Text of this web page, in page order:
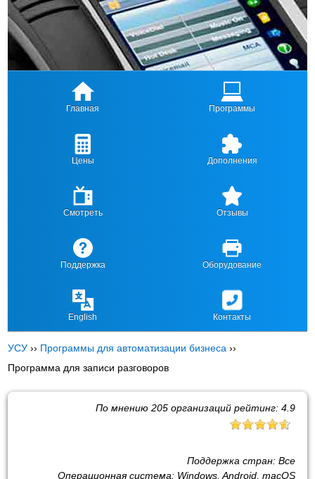
Главная Программы
Цены Дополнения
Смотреть Отзывы
Поддержка Оборудование
English Контакты
УСУ ›› Программы для автоматизации бизнеса ››
Программа для записи разговоров
По мнению 205организаций рейтинг: 4.9
Поддержка стран: Все
Операционная система: Windows, Android, macOS